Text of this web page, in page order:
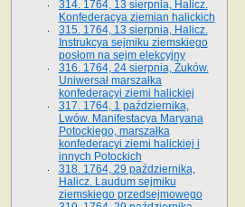
314. 1764, 13 sierpnia, Halicz.
Konfederacya ziemian halickich
315. 1764, 13 sierpnia, Halicz.
Instrukcya sejmiku ziemskiego
posłom na sejm elekcyjny
316. 1764, 24 sierpnia, Żuków.
Uniwersał marszałka
konfederacyi ziemi halickiej
317. 1764, 1 października,
Lwów. Manifestacya Maryana
Potockiego, marszałka
konfederacyi ziemi halickiej i
innych Potockich
318. 1764, 29 października,
Halicz. Laudum sejmiku
ziemskiego przedsejmowego